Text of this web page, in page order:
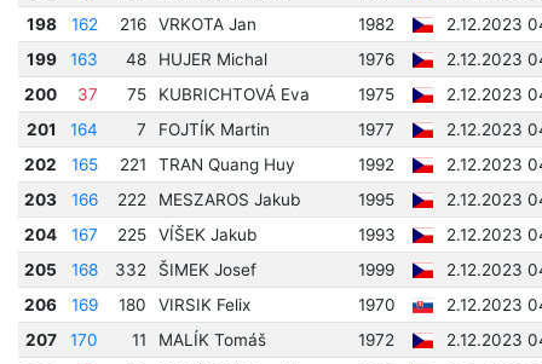
198
162 216 VRKOTA Jan 1982
2.12.2023
199
163 48 HUJER Michal 1976
2.12.2023
200
37 75 KUBRICHTOVÁ Eva 1975
2.12.2023
201
164 7 FOJTÍK Martin 1977
2.12.2023
202
165 221 TRAN Quang Huy 1992
2.12.2023
203
166 222 MESZAROS Jakub 1995
2.12.2023
204
167 225 VÍŠEK Jakub 1993
2.12.2023
205
168 332 ŠIMEK Josef 1999
2.12.2023
206
169 180 VIRSIK Felix 1970
2.12.2023
207
170 11 MALÍK Tomáš 1972
2.12.2023